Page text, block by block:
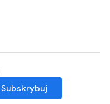
Subskrybuj